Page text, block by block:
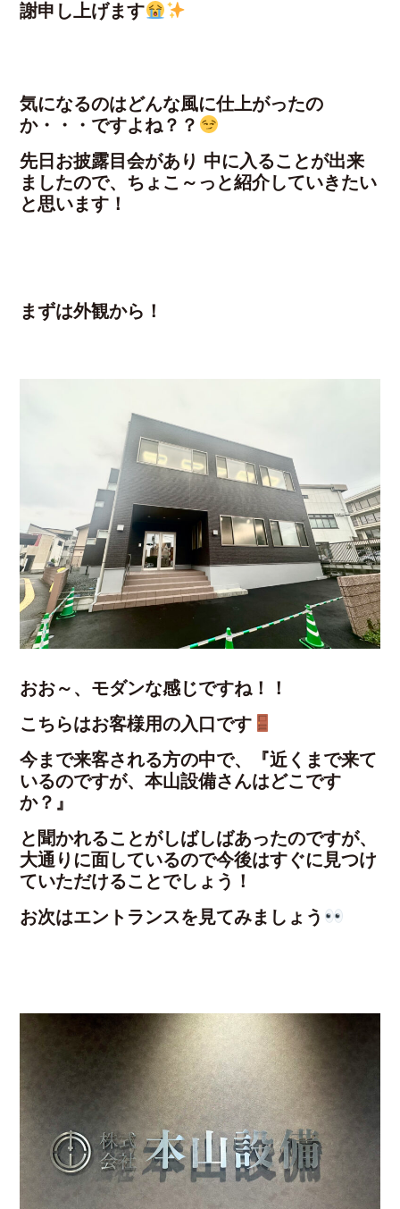
謝申し上げます
気になるのはどんな風に仕上がったの
か・・・ですよね？？
先日お披露目会があり 中に入ることが出来
ましたので、ちょこ～っと紹介していきたい
と思います！
まずは外観から！
おお～、モダンな感じですね！！
こちらはお客様用の入口です
今まで来客される方の中で、『近くまで来て
いるのですが、本山設備さんはどこです
か？』
と聞かれることがしばしばあったのですが、
大通りに面しているので今後はすぐに見つけ
ていただけることでしょう！
お次はエントランスを見てみましょう